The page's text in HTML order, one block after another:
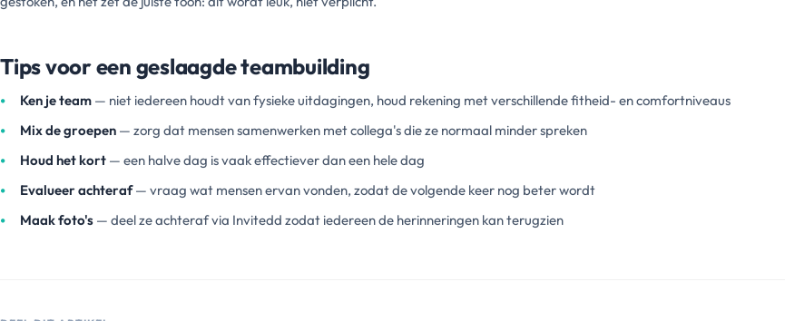
Tips voor een geslaagde teambuilding
Ken je team — niet iedereen houdt van fysieke uitdagingen, houd rekening met verschillende fitheid- en comfortniveaus
Mix de groepen — zorg dat mensen samenwerken met collega's die ze normaal minder spreken
Houd het kort — een halve dag is vaak effectiever dan een hele dag
Evalueer achteraf— vraag wat mensen ervan vonden, zodat de volgende keer nog beter wordt
Maak foto's — deel ze achteraf via Invitedd zodat iedereen de herinneringen kan terugzien